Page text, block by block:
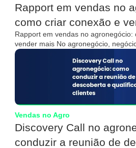
Rapport em vendas no
como criar conexão e
Rapport em vendas no agronegócio:
vender mais No agronegócio,
Vendas no Agro
Discovery Call no
conduzir a reunião de